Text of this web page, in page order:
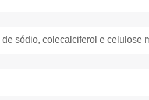
sódio, colecalciferol e celulose